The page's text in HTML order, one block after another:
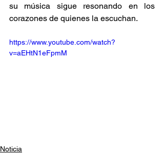
su música sigue resonando en los
corazones de quienes la escuchan.
https://www.youtube.com/watch?
v=aEHtN1eFpmM
Noticia